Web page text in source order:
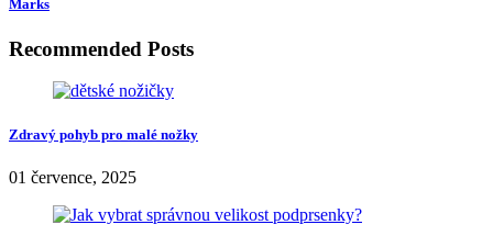
Marks
Recommended Posts
Zdravý pohyb pro malé nožky
01 července, 2025